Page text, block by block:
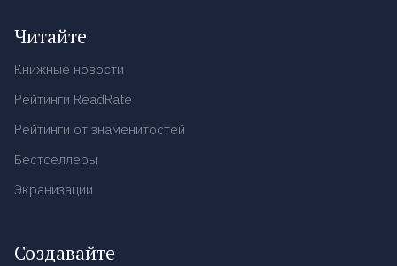
Читайте
Книжные новости
Рейтинги ReadRate
Рейтинги от знаменитостей
Бестселлеры
Экранизации
Создавайте